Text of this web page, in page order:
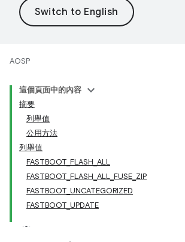
AOSP
這個頁面中的內容
摘要
列舉值
公用方法
列舉值
FASTBOOT_FLASH_ALL
FASTBOOT_FLASH_ALL_FUSE_ZIP
FASTBOOT_UNCATEGORIZED
FASTBOOT_UPDATE